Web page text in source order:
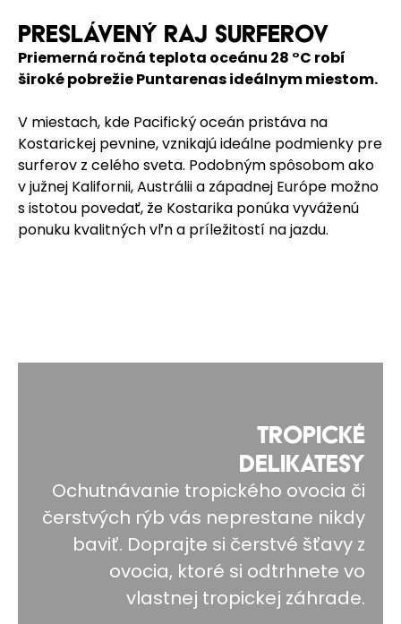
PRESLÁVENÝ RAJ SURFEROV
Priemerná ročná teplota oceánu 28 °C robí
široké pobrežie Puntarenas ideálnym miestom.
V miestach, kde Pacifický oceán pristáva na
Kostarickej pevnine, vznikajú ideálne podmienky pre
surferov z celého sveta. Podobným spôsobom ako
v južnej Kalifornii, Austrálii a západnej Európe možno
s istotou povedať, že Kostarika ponúka vyváženú
ponuku kvalitných vľn a príležitostí na jazdu.
TROPICKÉ
DELIKATESY
Ochutnávanie tropického ovocia či
čerstvých rýb vás neprestane nikdy
baviť. Doprajte si čerstvé šťavy z
ovocia, ktoré si odtrhnete vo
vlastnej tropickej záhrade.